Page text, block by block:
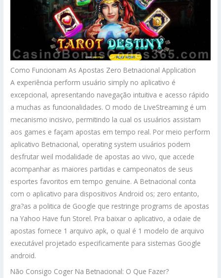
Como Funcionam As Apostas Zero Betnacional Application
A experiência perform usuário simply no aplicativo é
excepcional, apresentando navegação intuitiva e acesso rápido
a muchas as funcionalidades. O modo de LiveStreaming é um
mecanismo incisivo, permitindo la cual os usuários assistam
aos games e façam apostas em tempo real. Por meio perform
aplicativo Betnacional, operating system usuários podem
desfrutar weil modalidade de apostas ao vivo, que accede
acompanhar as maiores partidas e campeonatos de seus
esportes favoritos em tempo genuine. A Betnacional conta
com o aplicativo para dispositivos Android os; zero entanto,
gra?as a politica de Google que restringe programs de apostas
na Yahoo Have fun Storel. Pra baixar o aplicativo, a odaie de
apostas fornece 1 arquivo apk, o qual é 1 modelo de arquivo
executável projetado especificamente para sistemas Google
android.
Não Consigo Coger Na Betnacional: O Que Fazer?